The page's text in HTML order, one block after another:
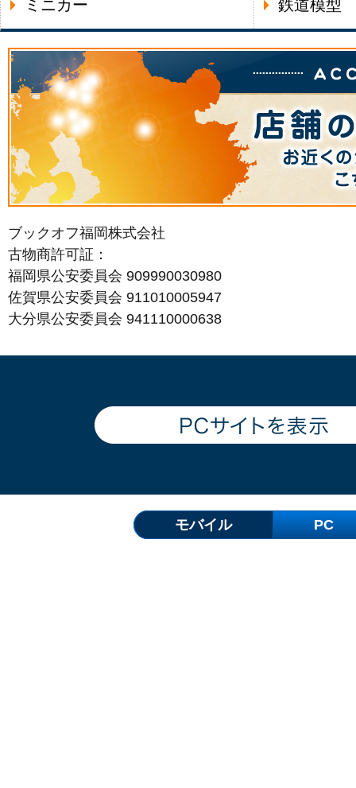
ミニカー 鉄道模型
ブックオフ福岡株式会社
古物商許可証：
福岡県公安委員会 909990030980
佐賀県公安委員会 911010005947
大分県公安委員会 941110000638
モバイル PC